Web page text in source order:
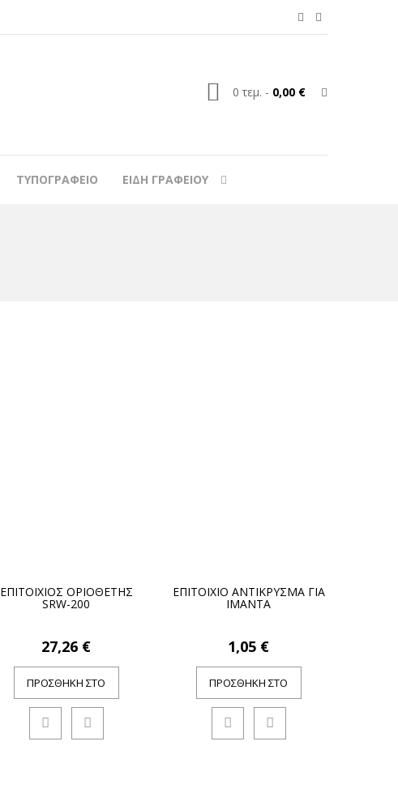
0 τεμ. - 0,00 €
ΤΥΠΟΓΡΑΦΕΙΟ ΕΙΔΗ ΓΡΑΦΕΙΟΥ
ΕΠΙΤΟΙΧΙΟΣ ΟΡΙΟΘΕΤΗΣ
SRW-200
27,26 €
ΠΡΟΣΘΉΚΗ ΣΤΟ
ΕΠΙΤΟΙΧΙΟ ΑΝΤΙΚΡΥΣΜΑ ΓΙΑ
ΙΜΑΝΤΑ
1,05 €
ΠΡΟΣΘΉΚΗ ΣΤΟ